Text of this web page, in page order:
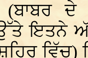
(ਬਾਬਰ
ਇਤਨੇ
ਵਿੱਚ)